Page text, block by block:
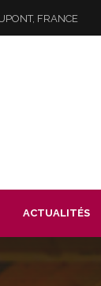
FRANCE
ACTUALITÉS